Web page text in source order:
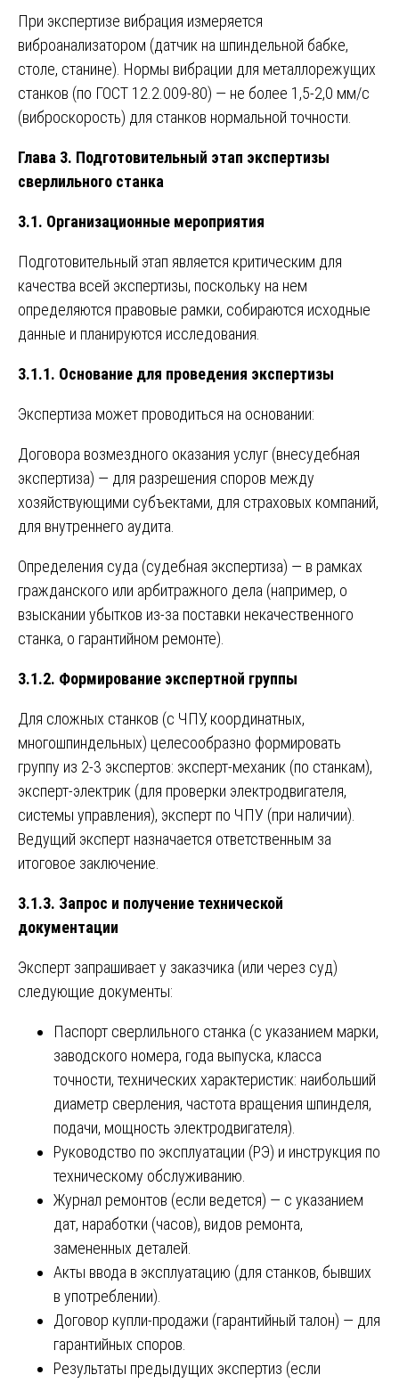
При экспертизе вибрация измеряется
виброанализатором (датчик на шпиндельной бабке,
столе, станине). Нормы вибрации для металлорежущих
станков (по ГОСТ 12.2.009-80) — не более 1,5-2,0 мм/с
(виброскорость) для станков нормальной точности.
Глава 3. Подготовительный этап экспертизы
сверлильного станка
3.1. Организационные мероприятия
Подготовительный этап является критическим для
качества всей экспертизы, поскольку на нем
определяются правовые рамки, собираются исходные
данные и планируются исследования.
3.1.1. Основание для проведения экспертизы
Экспертиза может проводиться на основании:
Договора возмездного оказания услуг (внесудебная
экспертиза) — для разрешения споров между
хозяйствующими субъектами, для страховых компаний,
для внутреннего аудита.
Определения суда (судебная экспертиза) — в рамках
гражданского или арбитражного дела (например, о
взыскании убытков из-за поставки некачественного
станка, о гарантийном ремонте).
3.1.2. Формирование экспертной группы
Для сложных станков (с ЧПУ, координатных,
многошпиндельных) целесообразно формировать
группу из 2-3 экспертов: эксперт-механик (по станкам),
эксперт-электрик (для проверки электродвигателя,
системы управления), эксперт по ЧПУ (при наличии).
Ведущий эксперт назначается ответственным за
итоговое заключение.
3.1.3. Запрос и получение технической
документации
Эксперт запрашивает у заказчика (или через суд)
следующие документы:
Паспорт сверлильного станка (с указанием марки,
заводского номера, года выпуска, класса
точности, технических характеристик: наибольший
диаметр сверления, частота вращения шпинделя,
подачи, мощность электродвигателя).
Руководство по эксплуатации (РЭ) и инструкция по
техническому обслуживанию.
Журнал ремонтов (если ведется) — с указанием
дат, наработки (часов), видов ремонта,
замененных деталей.
Акты ввода в эксплуатацию (для станков, бывших
в употреблении).
Договор купли-продажи (гарантийный талон) — для
гарантийных споров.
Результаты предыдущих экспертиз (если